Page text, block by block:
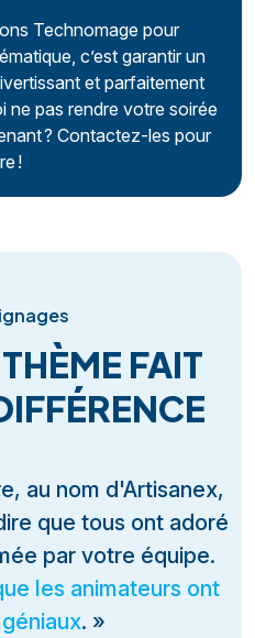
Technomage pour
c’est garantir un
et parfaitement
ne pas rendre votre soirée
? Contactez-les pour
!
FAIT
au nom d'Artisanex,
que tous ont adoré
par votre équipe.
les animateurs ont
. »